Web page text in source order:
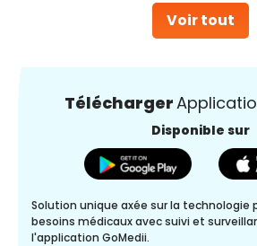
Voir tout
Télécharger
Disponible sur
Solution unique axée sur la technologie
besoins médicaux avec suivi et
l'application GoMedii.